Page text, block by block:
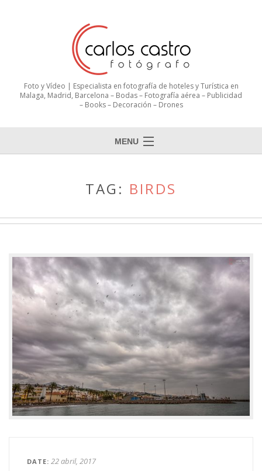
Foto y Vídeo | Especialista en fotografía de hoteles y Turística en
Malaga, Madrid, Barcelona – Bodas – Fotografía aérea – Publicidad
– Books – Decoración – Drones
MENU
TAG: BIRDS
DATE 22 abril, 2017